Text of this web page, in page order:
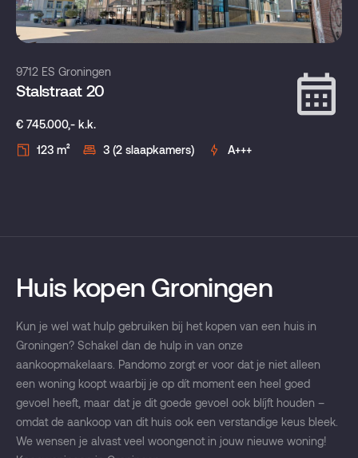
9712 ES Groningen
Stalstraat 20
€ 745.000,- k.k.
123 m²
3 (2 slaapkamers) A+++
Huis kopen Groningen
Kun je wel wat hulp gebruiken bij het kopen van een huis in
Groningen? Schakel dan de hulp in van onze
aankoopmakelaars. Pandomo zorgt er voor dat je niet alleen
een woning koopt waarbij je op dít moment een heel goed
gevoel heeft, maar dat je dit goede gevoel ook blíjft houden –
omdat de aankoop van dit huis ook een verstandige keus bleek.
We wensen je alvast veel woongenot in jouw nieuwe woning!